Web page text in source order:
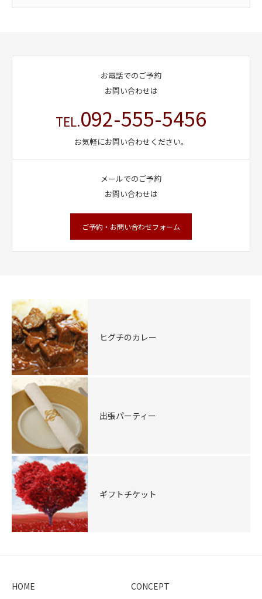
お電話でのご予約
お問い合わせは
TEL.092-555-5456
お気軽にお問い合わせください。
メールでのご予約
お問い合わせは
ご予約・お問い合わせフォーム
ヒグチのカレー
出張パーティー
ギフトチケット
HOME CONCEPT